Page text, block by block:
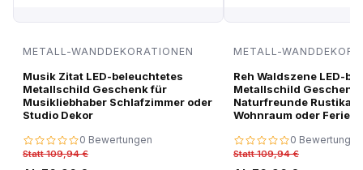
METALL-WANDDEKORATIONEN
Musik Zitat LED-beleuchtetes
Metallschild Geschenk für
Musikliebhaber Schlafzimmer oder
Studio Dekor
0 Bewertungen
Statt 109,94 €
METALL-
Reh Waldszene LED-
Metallschild Geschenk
Naturfreunde
Wohnraum oder
0 Bewertungen
Statt 109,94 €